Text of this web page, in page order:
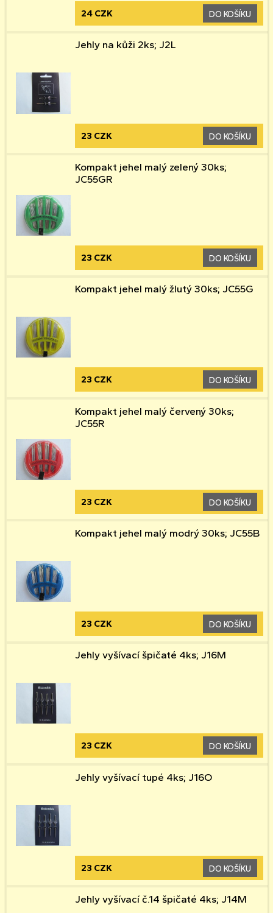
24 CZK DO KOŠÍKU
Jehly na kůži 2ks; J2L
23 CZK DO KOŠÍKU
Kompakt jehel malý zelený 30ks;
JC55GR
23 CZK DO KOŠÍKU
Kompakt jehel malý žlutý 30ks; JC55G
23 CZK DO KOŠÍKU
Kompakt jehel malý červený 30ks;
JC55R
23 CZK DO KOŠÍKU
Kompakt jehel malý modrý 30ks; JC55B
23 CZK DO KOŠÍKU
Jehly vyšívací špičaté 4ks; J16M
23 CZK DO KOŠÍKU
Jehly vyšívací tupé 4ks; J16O
23 CZK DO KOŠÍKU
Jehly vyšívací č.14 špičaté 4ks; J14M